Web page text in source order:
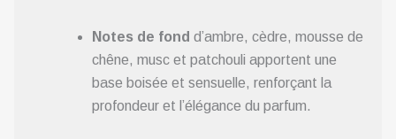
Notes de fond d’ambre, cèdre, mousse de
chêne, musc et patchouli apportent une
base boisée et sensuelle, renforçant la
profondeur et l’élégance du parfum.